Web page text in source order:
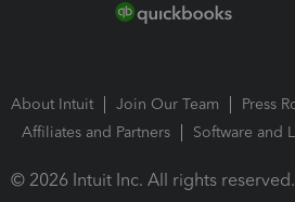
About Intuit Join Our Team
Press
Affiliates and Partners
Software and
© 2026 Intuit Inc. All rights reserved.